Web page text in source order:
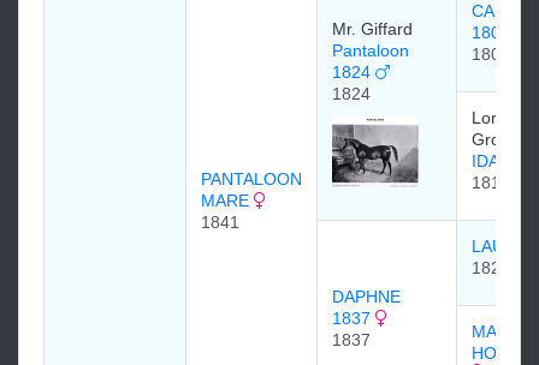
PANTALOON
MARE
1841
Mr. Giffard
Pantaloon
1824
1824
1801
1801
Lord
IDALIA
1815
DAPHNE
1837
1837
LAUREL
1824
MAID